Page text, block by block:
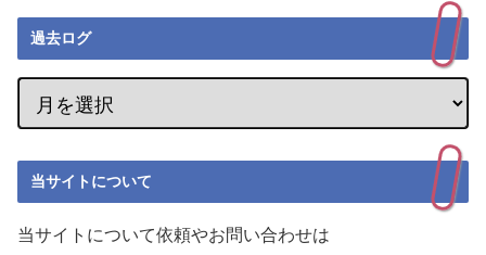
過去ログ
当サイトについて
当サイトについて依頼やお問い合わせは